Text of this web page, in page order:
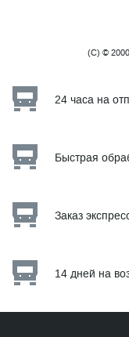
(C) ©
24 часа на
Быстрая
Заказ
14 дней на